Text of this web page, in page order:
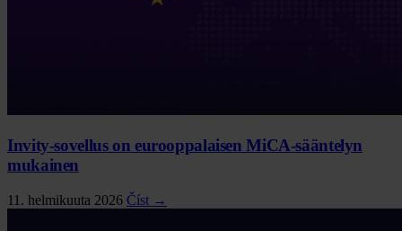
Invity-sovellus on eurooppalaisen MiCA-sääntelyn
mukainen
11. helmikuuta 2026 Číst →